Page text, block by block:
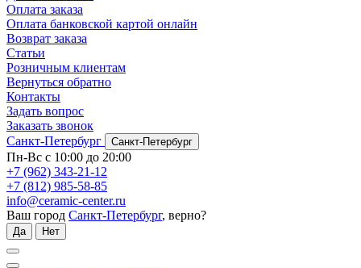
Оплата заказа
Оплата банковской картой онлайн
Возврат заказа
Статьи
Розничным клиентам
Вернуться обратно
Контакты
Задать вопрос
Заказать звонок
Санкт-Петербург
Санкт-Петербург
Пн-Вс с 10:00 до 20:00
+7 (962) 343-21-12
+7 (812) 985-58-85
info@ceramic-center.ru
Ваш город Санкт-Петербург, верно?
Да Нет